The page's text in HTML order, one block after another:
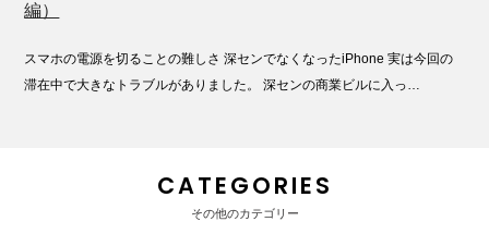
編）
スマホの電源を切ることの難しさ 深センでなくなったiPhone 実は今回の
滞在中で大きなトラブルがありました。 深センの商業ビルに入っ…
CATEGORIES
その他のカテゴリー